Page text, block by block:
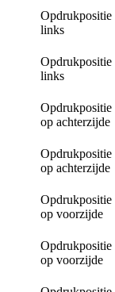
Opdrukpositie
links
Opdrukpositie
links
Opdrukpositie
op achterzijde
Opdrukpositie
op achterzijde
Opdrukpositie
op voorzijde
Opdrukpositie
op voorzijde